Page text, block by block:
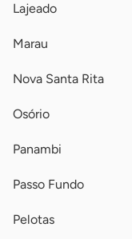
Lajeado
Marau
Nova Santa Rita
Osório
Panambi
Passo Fundo
Pelotas